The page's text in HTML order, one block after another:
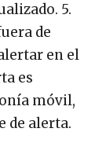
5.
de
en el
es
móvil,
de alerta.